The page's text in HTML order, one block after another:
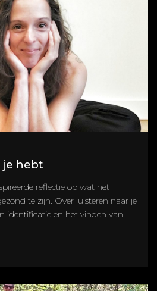
je hebt
reflectie op wat het
te zijn. Over luisteren naar je
identificatie en het vinden van